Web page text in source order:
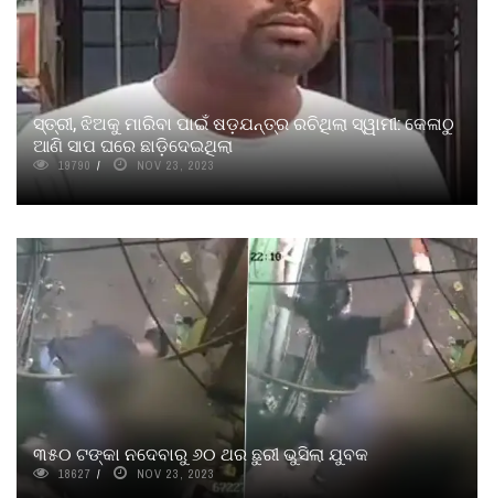
ସ୍ତ୍ରୀ, ଝିଅକୁ ମାରିବା ପାଇଁ ଷଡ଼ଯନ୍ତ୍ର ରଚିଥିଲା ସ୍ୱାମୀ: କେଳାଠୁ
ଆଣି ସାପ ଘରେ ଛାଡ଼ିଦେଇଥିଲା
19790 NOV 23, 2023
୩୫୦ ଟଙ୍କା ନଦେବାରୁ ୬୦ ଥର ଛୁରୀ ଭୁସିଲା ଯୁବକ
18627 NOV 23, 2023